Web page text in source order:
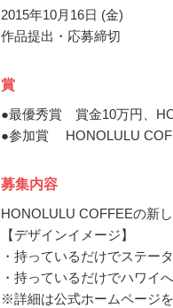
2015年10月16日 (金)
作品提出・応募締切
賞
●最優秀賞 賞金10万円、
●参加賞 HONOLULU
募集内容
HONOLULU COFFEEの新
【デザインイメージ】
・持っているだけでステー
・持っているだけでハワイ
※詳細は公式ホームページ